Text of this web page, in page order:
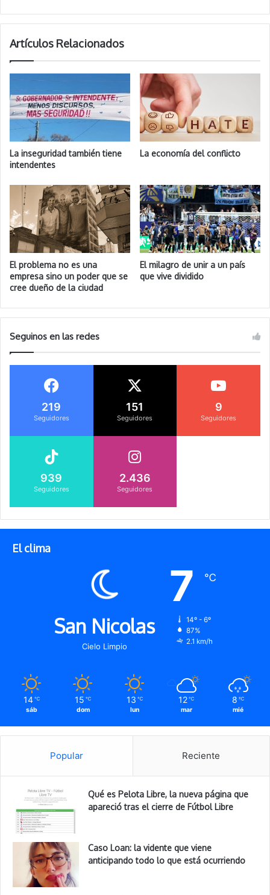
Artículos Relacionados
La inseguridad también tiene
intendentes
La economía del conflicto
El problema no es una
empresa sino un poder que se
cree dueño de la ciudad
El milagro de unir a un país
que vive dividido
Seguinos en las redes
219
Seguidores
151
Seguidores
9
Seguidores
939
Seguidores
2.436
Seguidores
El clima
San Nicolas
Cielo Limpio
7 ℃
14º - 6º
87%
2.1 km/h
14 ℃
sáb
15 ℃
dom
13 ℃
lun
12 ℃
mar
8 ℃
mié
Popular Reciente
Qué es Pelota Libre, la nueva página que
apareció tras el cierre de Fútbol Libre
Caso Loan: la vidente que viene
anticipando todo lo que está ocurriendo